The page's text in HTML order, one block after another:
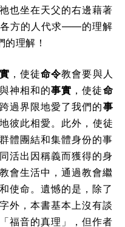
也坐在天父的右邊藉著
方的人代求——的理解
理解！
，使徒命令教會要與人
神相和的事實 ，使徒命
過界限地愛了我們的事
彼此相愛。此外，使徒
體團結和集體身份的事
活出因稱義而獲得的身
會生活中，通過教會繼
使命。遺憾的是，除了
外，本書基本上沒有談
福音的真理」，但作者